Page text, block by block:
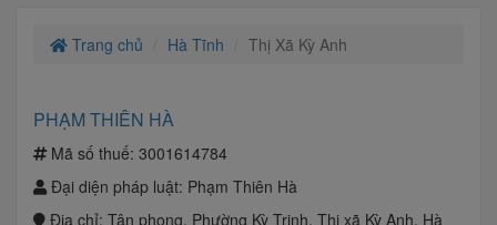
Trang chủ Hà Tĩnh Thị Xã Kỳ Anh
PHẠM THIÊN HÀ
Mã số thuế: 3001614784
Đại diện pháp luật: Phạm Thiên Hà
Địa chỉ: Tân phong, Phường Kỳ Trinh, Thị xã Kỳ Anh, Hà